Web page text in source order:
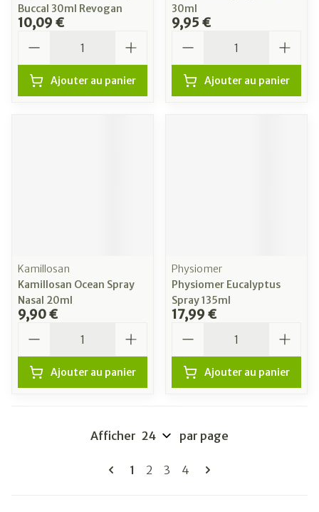
Buccal 30ml Revogan
10,09 €
Ajouter au panier
30ml
9,95 €
Ajouter au panier
Kamillosan
Kamillosan Ocean Spray
Nasal 20ml
9,90 €
Ajouter au panier
Physiomer
Physiomer Eucalyptus
Spray 135ml
17,99 €
Ajouter au panier
Pages
Vous lisez actuellement la page
1 Page
2 Page
3 Page
4
Afficher par page